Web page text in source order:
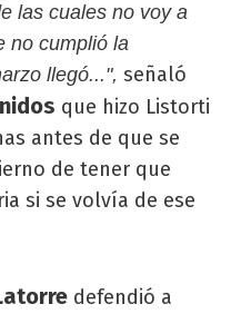
las cuales no voy a
no cumplió la
llegó...", señaló
que hizo Listorti
antes de que se
de tener que
si se volvía de ese
defendió a